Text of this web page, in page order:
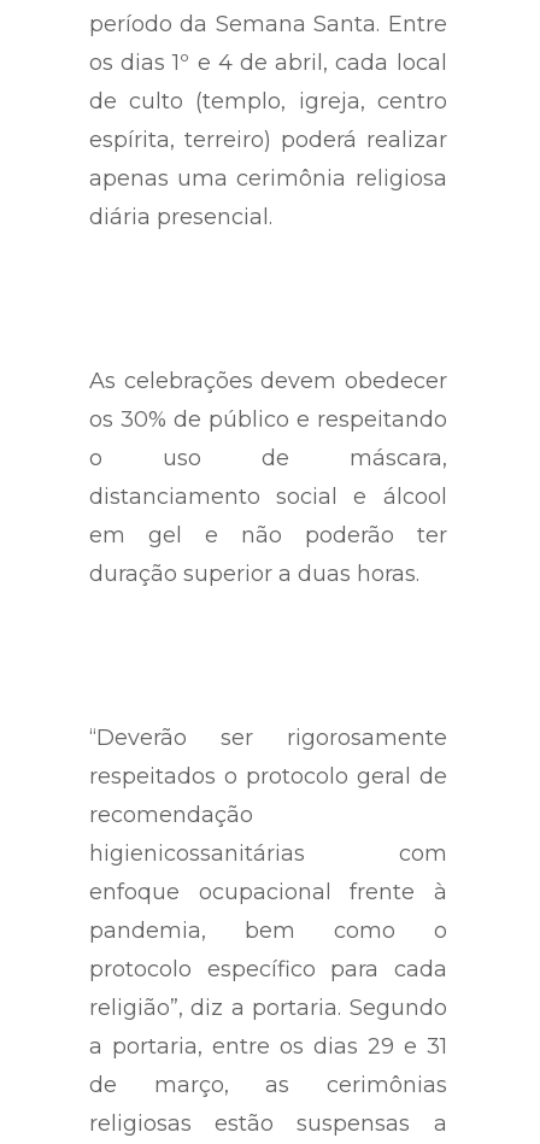
período da Semana Santa. Entre
os dias 1º e 4 de abril, cada local
de culto (templo, igreja, centro
espírita, terreiro) poderá realizar
apenas uma cerimônia religiosa
diária presencial.
As celebrações devem obedecer
os 30% de público e respeitando
o uso de máscara,
distanciamento social e álcool
em gel e não poderão ter
duração superior a duas horas.
“Deverão ser rigorosamente
respeitados o protocolo geral de
recomendação
higienicossanitárias com
enfoque ocupacional frente à
pandemia, bem como o
protocolo específico para cada
religião”, diz a portaria. Segundo
a portaria, entre os dias 29 e 31
de março, as cerimônias
religiosas estão suspensas a